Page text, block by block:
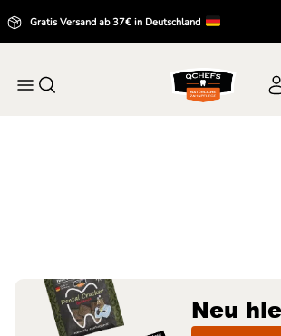
Gratis Versand ab 37€ in Deutschland
Neu